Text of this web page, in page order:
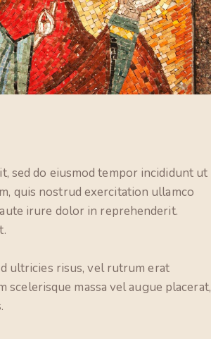
sed do eiusmod tempor incididunt ut
quis nostrud exercitation ullamco
irure dolor in reprehenderit.
ultricies risus, vel rutrum erat
massa vel augue placerat,